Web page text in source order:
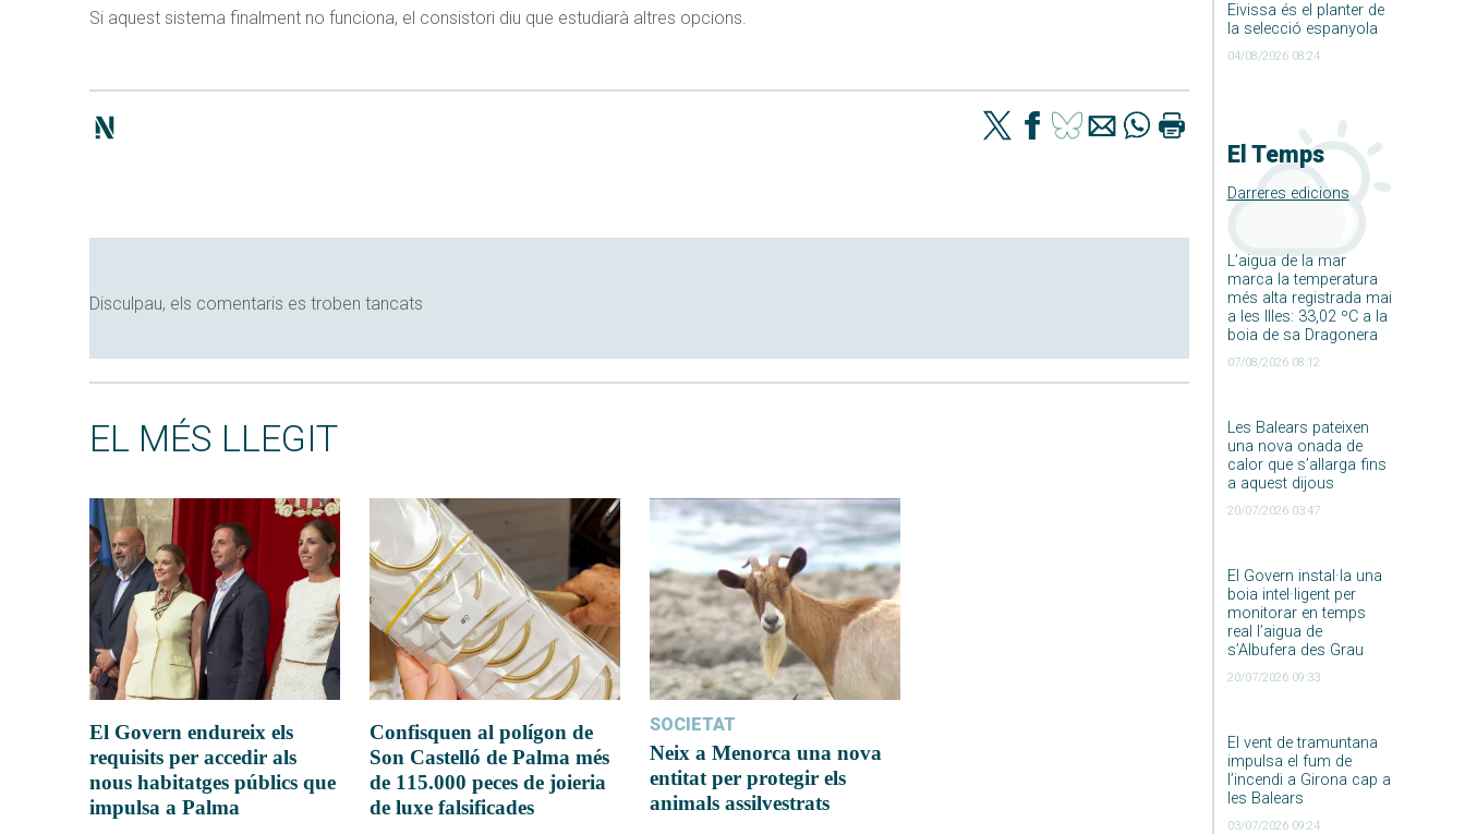
Eivissa és el planter de
la selecció espanyola
04/08/2026 08:24
El Temps
Darreres edicions
L’aigua de la mar
marca la temperatura
més alta registrada mai
a les Illes: 33,02 ºC a la
boia de sa Dragonera
07/08/2026 08:12
Les Balears pateixen
una nova onada de
calor que s’allarga fins
a aquest dijous
20/07/2026 03:47
El Govern instal·la una
boia intel·ligent per
monitorar en temps
real l’aigua de
s’Albufera des Grau
20/07/2026 09:33
El vent de tramuntana
impulsa el fum de
l’incendi a Girona cap a
les Balears
03/07/2026 09:24
Si aquest sistema finalment no funciona, el consistori diu que estudiarà altres opcions.
Disculpau, els comentaris es troben tancats
EL MÉS LLEGIT
El Govern endureix els
requisits per accedir als
nous habitatges públics que
impulsa a Palma
Confisquen al polígon de
Son Castelló de Palma més
de 115.000 peces de joieria
de luxe falsificades
SOCIETAT
Neix a Menorca una nova
entitat per protegir els
animals assilvestrats